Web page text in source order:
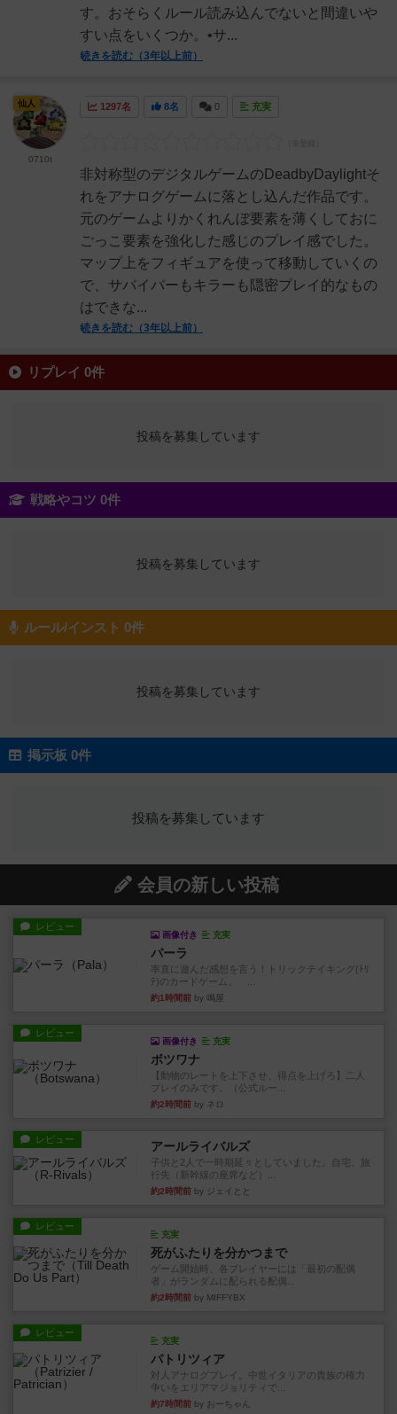
す。おそらくルール読み込んでないと間違いや
すい点をいくつか。•サ...
続きを読む（3年以上前）
1297名 8名 0 充実
非対称型のデジタルゲームのDeadbyDaylightそ
れをアナログゲームに落とし込んだ作品です。
元のゲームよりかくれんぼ要素を薄くしておに
ごっこ要素を強化した感じのプレイ感でした。
マップ上をフィギュアを使って移動していくの
で、サバイバーもキラーも隠密プレイ的なもの
はできな...
続きを読む（3年以上前）
仙人
0710t
リプレイ 0件
投稿を募集しています
戦略やコツ 0件
投稿を募集しています
ルール/インスト 0件
投稿を募集しています
掲示板 0件
投稿を募集しています
会員の新しい投稿
レビュー
画像付き 充実
パーラ
率直に遊んだ感想を言う！トリックテイキング(ﾄﾘ
ﾃ)のカードゲーム。 ...
約1時間前 by 鳴屋
レビュー
画像付き 充実
ボツワナ
【動物のレートを上下させ、得点を上げろ】二人
プレイのみです。（公式ルー...
約2時間前 by ネロ
レビュー アールライバルズ
子供と2人で一時期延々としていました。自宅、旅
行先（新幹線の座席など）...
約2時間前 by ジェイとと
レビュー
充実
死がふたりを分かつまで
ゲーム開始時、各プレイヤーには「最初の配偶
者」がランダムに配られる配偶...
約2時間前 by MIFFYBX
レビュー
充実
パトリツィア
対人アナログプレイ。中世イタリアの貴族の権力
争いをエリアマジョリティで...
約7時間前 by おーちゃん